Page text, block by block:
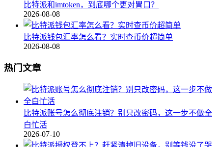
比特派和imtoken，到底哪个更对胃口？
2026-08-08
比特派钱包汇率怎么看？实时查币价超简单
2026-08-08
热门文章
比特派账号怎么彻底注销？别只改密码，这一步不做全
白忙活
2026-07-10